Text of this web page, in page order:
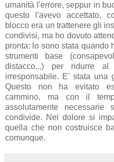
umanità l'errore, seppur in
questo l'avevo accettato,
blocco era un trattenere gli
condivisi, ma ho dovuto
pronta: lo sono stata quando
strumenti base
distacco...) per ridurre al
irresponsabile. E' stata una
Questo non ha evitato
cammino, ma con il
assolutamente
condivide. Nel dolore si
quella che non costruisce
comunque.